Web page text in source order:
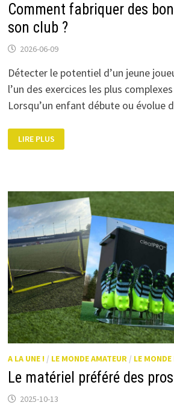
Comment fabriquer des
son club ?
2026-06-09
Détecter le potentiel d’un jeune
l’un des exercices les plus
Lorsqu’un enfant débute ou évolue
FABRIQUER
DES
CLUB
LIRE PLUS
A LA UNE ! / LE MONDE AMATEUR/ LE MONDE
Le matériel préféré des
2025-10-13